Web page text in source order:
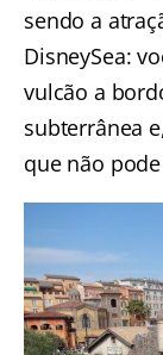
sendo a
DisneySea:
vulcão a
subterrânea
que não